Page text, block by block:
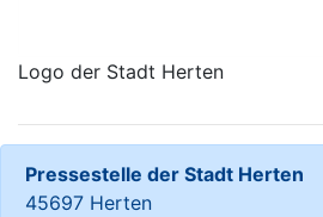
Logo der Stadt Herten
Pressestelle der Stadt Herten
45697 Herten